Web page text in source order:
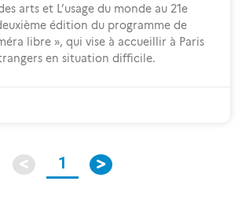
arts et L’usage du monde au 21e
édition du programme de
libre », qui vise à accueillir à Paris
en situation difficile.
1